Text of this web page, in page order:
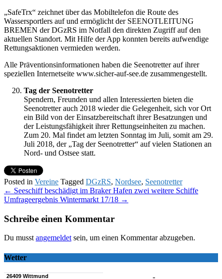
„SafeTrx“ zeichnet über das Mobiltelefon die Route des
Wassersportlers auf und ermöglicht der SEENOTLEITUNG
BREMEN der DGzRS im Notfall den direkten Zugriff auf den
aktuellen Standort. Mit Hilfe der App konnten bereits aufwendige
Rettungsaktionen vermieden werden.
Alle Präventionsinformationen haben die Seenotretter auf ihrer
speziellen Internetseite www.sicher-auf-see.de zusammengestellt.
Tag der Seenotretter
Spendern, Freunden und allen Interessierten bieten die
Seenotretter auch 2018 wieder die Gelegenheit, sich vor Ort
ein Bild von der Einsatzbereitschaft ihrer Besatzungen und
der Leistungsfähigkeit ihrer Rettungseinheiten zu machen.
Zum 20. Mal findet am letzten Sonntag im Juli, somit am 29.
Juli 2018, der „Tag der Seenotretter“ auf vielen Stationen an
Nord- und Ostsee statt.
Posted in Vereine Tagged DGzRS, Nordsee, Seenotretter
Post
navigation
← Seeschiff beschädigt im Braker Hafen zwei weitere Schiffe
Umfrageergebnis Wintermarkt 17/18 →
Schreibe einen Kommentar
Du musst angemeldet sein, um einen Kommentar abzugeben.
Wetter
-